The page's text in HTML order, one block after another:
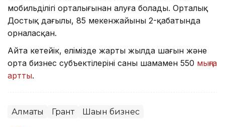
мобильділігі орталығынан алуға болады. Орталық
Достық даңғылы, 85 мекенжайының 2-қабатында
орналасқан.
Айта кетейік, елімізде жарты жылда шағын және
орта бизнес субъектілерінің саны шамамен 550 мыңға
артты.
Алматы Грант Шағын бизнес